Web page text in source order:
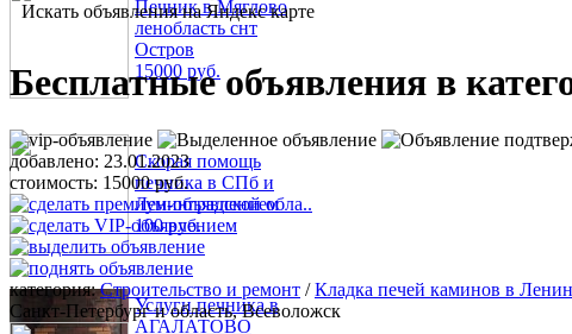
Печник в Мяглово
ленобласть снт
Остров
15000 руб.
Скорая помощь
печника в СПб и
Ленинградской обла..
100 руб.
Услуги печника в
АГАЛАТОВО
Искать объявления на Яндекс карте
Бесплатные объявления в
добавлено: 23.01.2023
стоимость: 15000 руб.
категория:Строительство и ремонт /Кладка печей каминов в
Санкт-Петербург и область, Всеволожск